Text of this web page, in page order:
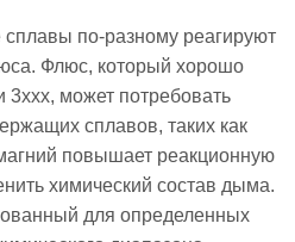
по-разному реагируют
Флюс, который хорошо
3xxx, может потребовать
сплавов, таких как
повышает реакционную
химический состав дыма.
для определенных